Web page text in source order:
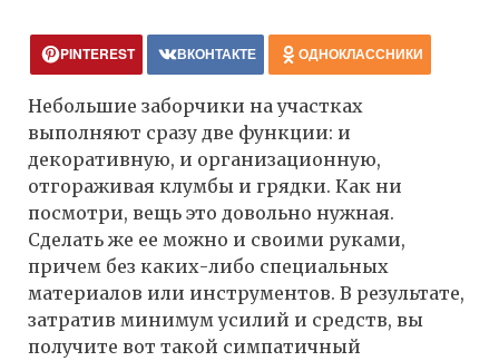
PINTEREST ВКОНТАКТЕ ОДНОКЛАССНИКИ
Небольшие заборчики на участках
выполняют сразу две функции: и
декоративную, и организационную,
отгораживая клумбы и грядки. Как ни
посмотри, вещь это довольно нужная.
Сделать же ее можно и своими руками,
причем без каких-либо специальных
материалов или инструментов. В результате,
затратив минимум усилий и средств, вы
получите вот такой симпатичный